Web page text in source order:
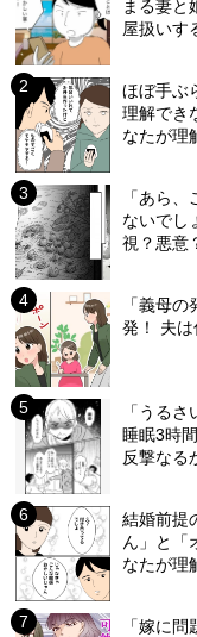
まる妻と
屋扱いす
ほぼ手ぶ
理解でき
なたが理
「あら
ないでし
視？悪意
「義母
発！ 夫
「うる
睡眠3時
反撃なる
結婚前提
ん」と「
なたが理
「嫁に